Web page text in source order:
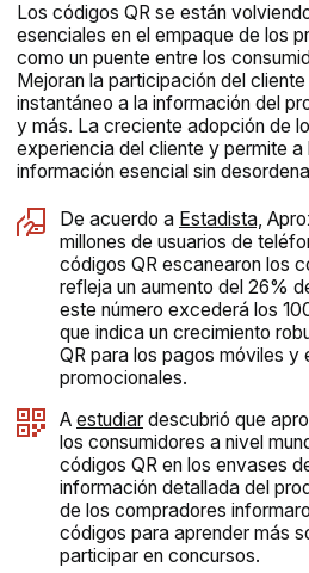
Los códigos QR se están
esenciales en el empaque de los
como un puente entre los
Mejoran la participación del
instantáneo a la información del
y más. La creciente adopción de
experiencia del cliente y permite
información esencial sin
De acuerdo a Estadista,
millones de usuarios de
códigos QR escanearon los
refleja un aumento del 26%
este número excederá los
que indica un crecimiento
QR para los pagos móviles
promocionales.
A estudiar descubrió que
los consumidores a nivel
códigos QR en los envases
información detallada del
de los compradores
códigos para aprender más
participar en concursos.